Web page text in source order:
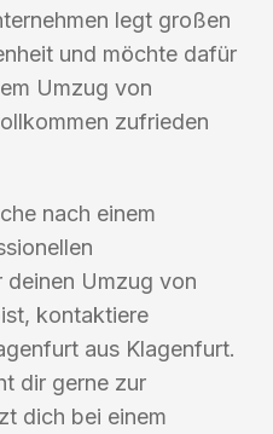
legt großen
und möchte dafür
Umzug von
zufrieden
nach einem
deinen Umzug von
kontaktiere
aus Klagenfurt.
dir gerne zur
dich bei einem